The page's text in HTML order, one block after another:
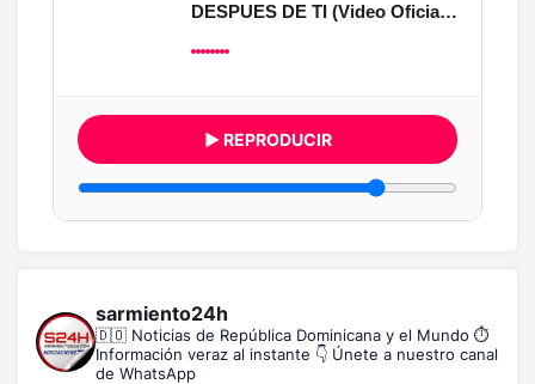
DESPUES DE TI (Video Oficial) Concept 2026
▶ REPRODUCIR
sarmiento24h
🇩🇴 Noticias de República Dominicana y el Mundo ⏱️
Información veraz al instante 👇 Únete a nuestro canal
de WhatsApp